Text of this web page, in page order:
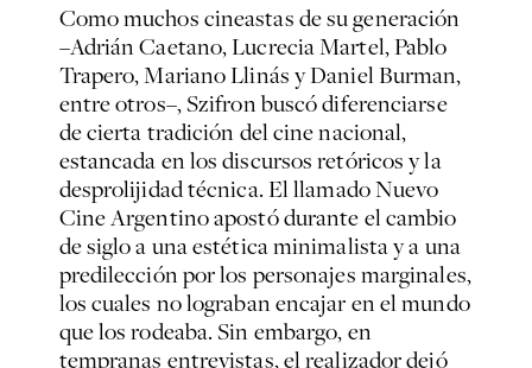
Como muchos cineastas de su generación
–Adrián Caetano, Lucrecia Martel, Pablo
Trapero, Mariano Llinás y Daniel Burman,
entre otros–, Szifron buscó diferenciarse
de cierta tradición del cine nacional,
estancada en los discursos retóricos y la
desprolijidad técnica. El llamado Nuevo
Cine Argentino apostó durante el cambio
de siglo a una estética minimalista y a una
predilección por los personajes marginales,
los cuales no lograban encajar en el mundo
que los rodeaba. Sin embargo, en
tempranas entrevistas, el realizador dejó